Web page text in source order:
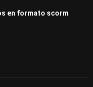
en formato scorm